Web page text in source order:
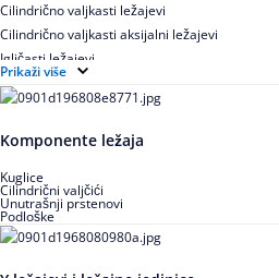
Cilindrično valjkasti ležajevi
Cilindrično valjkasti aksijalni ležajevi
Igličasti ležajevi
Igličasti aksijalni ležajevi
Buričasti ležajevi
Buričasti zaptiveni ležajevi
Buričasti aksijalni ležajevi
Prikaži više
Komponente ležaja
Kuglice
Cilindrični valjčići
Unutrašnji prstenovi
Podloške